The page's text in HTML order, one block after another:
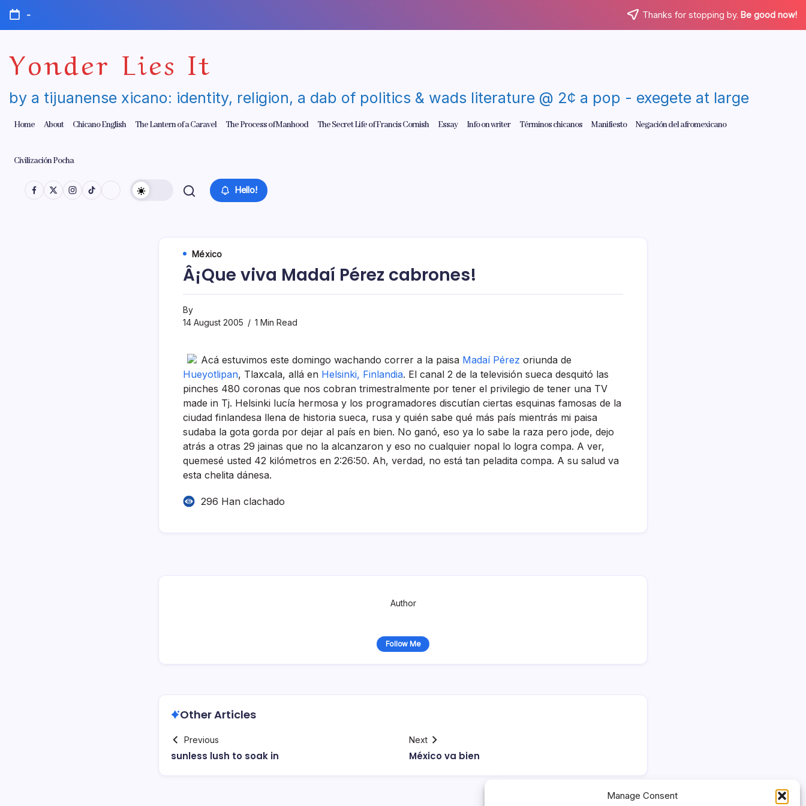
Manage Consent
Skip
content
- Thanks for stopping by. Be good now!
Yonder Lies It
by a tijuanense xicano: identity, religion, a dab of politics & wads literature @ 2¢ a pop - exegete at large
Home About Chicano English The Lantern of a Caravel The Process of Manhood The Secret Life of Francis Cornish Essay Info on writer Términos chicanos Manifiesto Negación del afromexicano
Civilización Pocha
Hello!
México
Â¡Que viva Madaí­ Pérez cabrones!
By
14 August 2005
1 Min Read
Acá estuvimos este domingo wachando correr a la paisa Madaí­ Pérez oriunda de
Hueyotlipan, Tlaxcala, allá en Helsinki, Finlandia. El canal 2 de la televisión sueca desquitó las
pinches 480 coronas que nos cobran trimestralmente por tener el privilegio de tener una TV
made in Tj. Helsinki lucí­a hermosa y los programadores discutí­an ciertas esquinas famosas de la
ciudad finlandesa llena de historia sueca, rusa y quién sabe qué más paí­s mientrás mi paisa
sudaba la gota gorda por dejar al paí­s en bien. No ganó, eso ya lo sabe la raza pero jode, dejo
atrás a otras 29 jainas que no la alcanzaron y eso no cualquier nopal lo logra compa. A ver,
quemesé usted 42 kilómetros en 2:26:50. Ah, verdad, no está tan peladita compa. A su salud va
esta chelita dánesa.
296 Han clachado
Author
Follow Me
Other Articles
Previous
sunless lush to soak in
Next
México va bien